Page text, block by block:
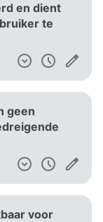
en dient
te
geen
voor